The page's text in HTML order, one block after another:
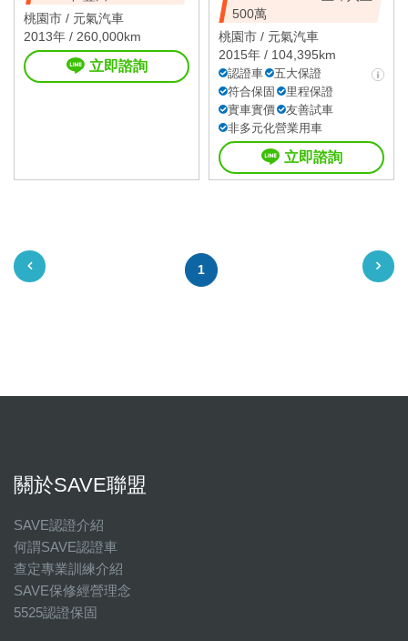
桃園市 / 元氣汽車
2013年 / 260,000km
立即諮詢
500萬
桃園市 / 元氣汽車
2015年 / 104,395km
認證車
五大保證
符合保固
里程保證
實車實價
友善試車
非多元化營業用車
立即諮詢
1
關於SAVE聯盟
SAVE認證介紹
何謂SAVE認證車
查定專業訓練介紹
SAVE保修經營理念
5525認證保固